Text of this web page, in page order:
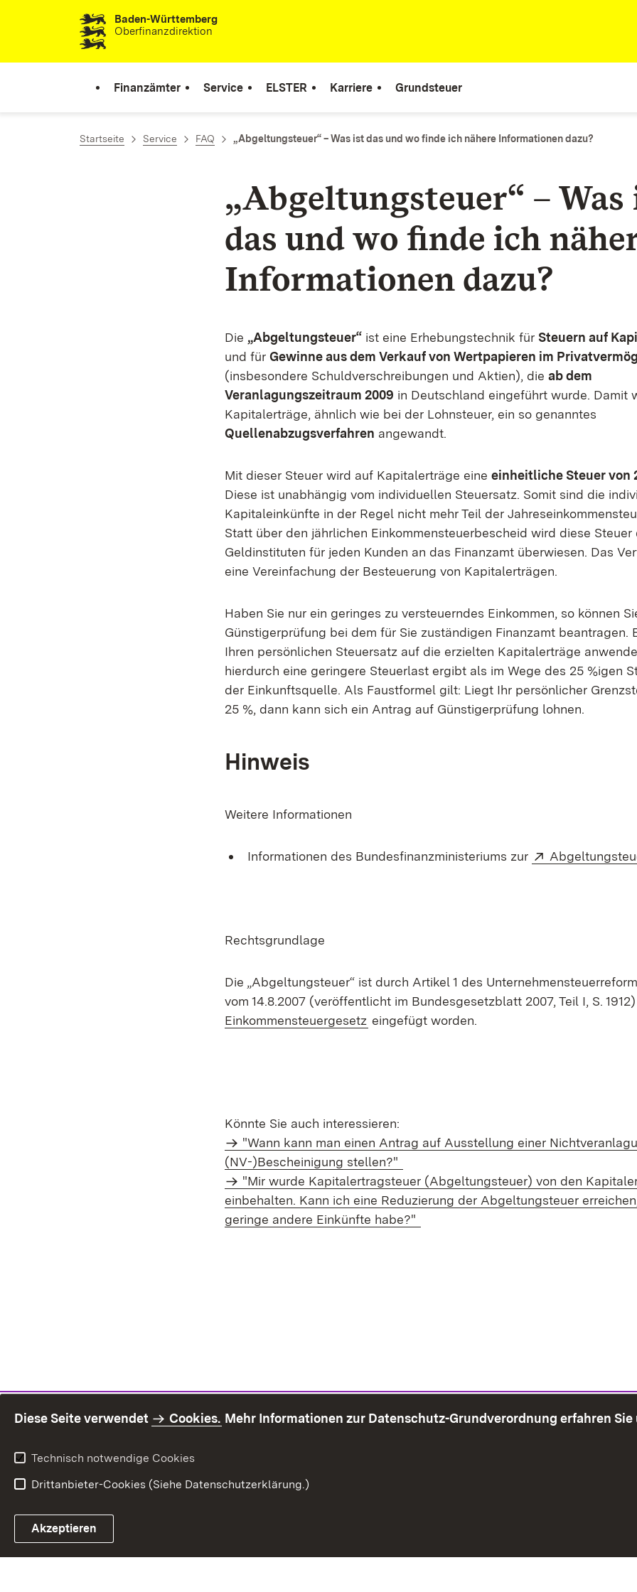
Zum Inhalt springenBaden-Württemberg
Oberfinanzdirektion
Finanzämter Service ELSTER Karriere Grundsteuer
Startseite Service FAQ „Abgeltungsteuer“ – Was ist das und wo finde ich nähere Informationen dazu?
„Abgeltungsteuer“ – Was
das und wo finde ich
Informationen dazu?
Die „Abgeltungsteuer“ ist eine Erhebungstechnik für Steuern auf
und für Gewinne aus dem Verkauf von Wertpapieren im
(insbesondere Schuldverschreibungen und Aktien), die ab dem
Veranlagungszeitraum 2009 in Deutschland eingeführt wurde. Damit
Kapitalerträge, ähnlich wie bei der Lohnsteuer, ein so genanntes
Quellenabzugsverfahren angewandt.
Mit dieser Steuer wird auf Kapitalerträge eine einheitliche Steuer von
Diese ist unabhängig vom individuellen Steuersatz. Somit sind die
Kapitaleinkünfte in der Regel nicht mehr Teil der
Statt über den jährlichen Einkommensteuerbescheid wird diese Steuer
Geldinstituten für jeden Kunden an das Finanzamt überwiesen. Das
eine Vereinfachung der Besteuerung von Kapitalerträgen.
Haben Sie nur ein geringes zu versteuerndes Einkommen, so können
Günstigerprüfung bei dem für Sie zuständigen Finanzamt beantragen.
Ihren persönlichen Steuersatz auf die erzielten Kapitalerträge
hierdurch eine geringere Steuerlast ergibt als im Wege des 25 %igen
der Einkunftsquelle. Als Faustformel gilt: Liegt Ihr persönlicher
25 %, dann kann sich ein Antrag auf Günstigerprüfung lohnen.
Hinweis
Weitere Informationen
Informationen des Bundesfinanzministeriums zur Extern:
Rechtsgrundlage
Die „Abgeltungsteuer“ ist durch Artikel 1 des
vom 14.8.2007 (veröffentlicht im Bundesgesetzblatt 2007, Teil I, S.
Einkommensteuergesetz (Öffnet in neuem Fenster)
eingefügt worden.
Könnte Sie auch interessieren:
"Wann kann man einen Antrag auf Ausstellung einer
(NV-)Bescheinigung stellen?"
"Mir wurde Kapitalertragsteuer (Abgeltungsteuer) von den
einbehalten. Kann ich eine Reduzierung der Abgeltungsteuer
geringe andere Einkünfte habe?"
Diese Seite verwendet Cookies. Mehr Informationen zur Datenschutz-Grundverordnung erfahren Sie
Technisch notwendige Cookies
Drittanbieter-Cookies (Siehe Datenschutzerklärung.)
Akzeptieren